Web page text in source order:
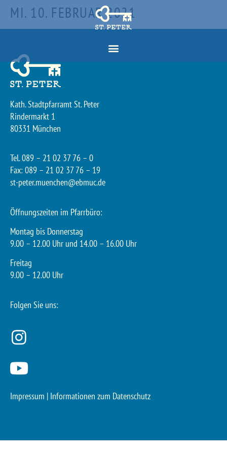
MI. 10. FEBRUAR 2021
Kath. Stadtpfarramt St. Peter
Rindermarkt 1
80331 München
Tel. 089 – 21 02 37 76 – 0
Fax: 089 – 21 02 37 76 – 19
st-peter.muenchen@ebmuc.de
Öffnungszeiten im Pfarrbüro:
Montag bis Donnerstag
9.00 – 12.00 Uhr und 14.00 – 16.00 Uhr
Freitag
9.00 – 12.00 Uhr
Folgen Sie uns:
Impressum | Informationen zum Datenschutz